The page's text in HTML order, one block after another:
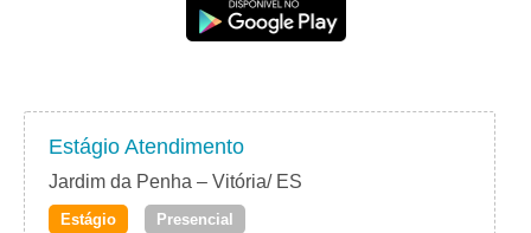
Estágio Atendimento
Jardim da Penha – Vitória/ ES
Estágio Presencial